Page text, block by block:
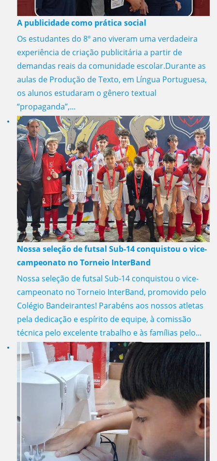
A publicidade como prática social
Os estudantes do 8º ano viveram uma verdadeira
experiência de criação publicitária a partir de
demandas reais da comunidade escolar.Durante as
aulas de Produção de Texto, em Língua Portuguesa,
os alunos estudaram o gênero textual
“propaganda”,...
Nossa seleção de futsal Sub-14 conquistou o vice-
campeonato no Torneio InterBand
Nossa seleção de futsal Sub-14 conquistou o vice-
campeonato no Torneio InterBand, promovido pelo
Colégio Bandeirantes! Parabéns aos nossos atletas
pela dedicação e espírito de equipe, à comissão
técnica pelo excelente trabalho e às famílias pelo...